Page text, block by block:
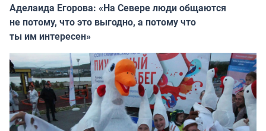
Аделаида Егорова: «На Севере люди общаются
не потому, что это выгодно, а потому что
ты им интересен»